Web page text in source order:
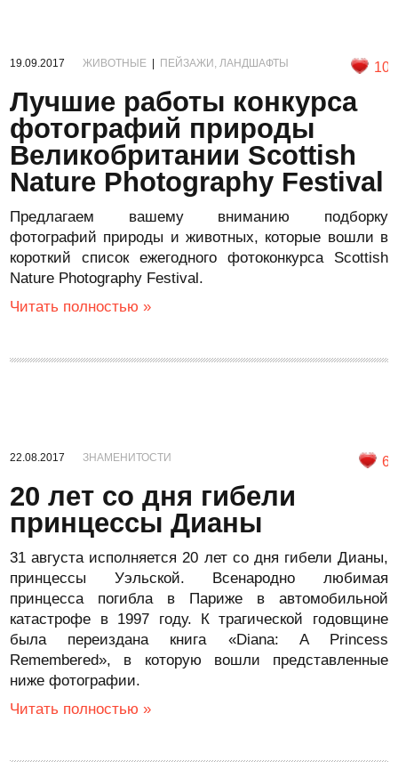
19.09.2017 ЖИВОТНЫЕ ПЕЙЗАЖИ, ЛАНДШАФТЫ 10
Лучшие работы конкурса
фотографий природы
Великобритании Scottish
Nature Photography Festival
Предлагаем вашему вниманию подборку
фотографий природы и животных, которые вошли в
короткий список ежегодного фотоконкурса Scottish
Nature Photography Festival.
Читать полностью »
22.08.2017 ЗНАМЕНИТОСТИ 6
20 лет со дня гибели
принцессы Дианы
31 августа исполняется 20 лет со дня гибели Дианы,
принцессы Уэльской. Всенародно любимая
принцесса погибла в Париже в автомобильной
катастрофе в 1997 году. К трагической годовщине
была переиздана книга «Diana: A Princess
Remembered», в которую вошли представленные
ниже фотографии.
Читать полностью »